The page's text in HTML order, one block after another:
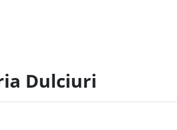
Dulciuri